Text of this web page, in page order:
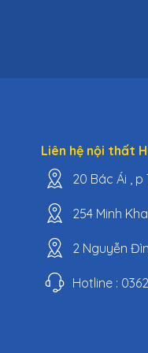
Liên hệ nội thất
20 Bác Ái , p
254 Minh
2 Nguyễn
Hotline :